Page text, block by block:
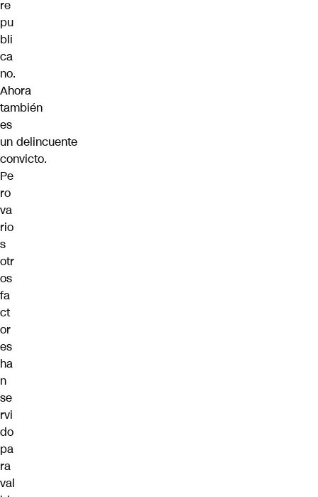
re
pu
bli
ca
no.
Ahora
también
es
un delincuente
convicto.
Pe
ro
va
rio
s
otr
os
fa
ct
or
es
ha
n
se
rvi
do
pa
ra
val